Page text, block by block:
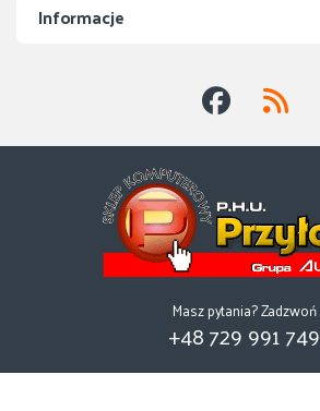
Informacje
Masz pytania? Zadzwoń
+48 729 991 749